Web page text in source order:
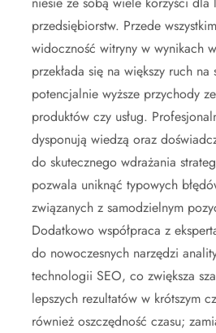
przedsiębiorstw. Przede
widoczność witryny w wynikach
przekłada się na większy ruch na
potencjalnie wyższe przychody
produktów czy usług.
dysponują wiedzą oraz
do skutecznego wdrażania
pozwala uniknąć typowych
związanych z samodzielnym
Dodatkowo współpraca z
do nowoczesnych narzędzi
technologii SEO, co zwiększa
lepszych rezultatów w krótszym
również oszczędność czasu;